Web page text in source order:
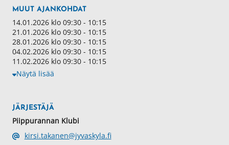
MUUT AJANKOHDAT
14.01.2026 klo 09:30 - 10:15
21.01.2026 klo 09:30 - 10:15
28.01.2026 klo 09:30 - 10:15
04.02.2026 klo 09:30 - 10:15
11.02.2026 klo 09:30 - 10:15
Näytä lisää
JÄRJESTÄJÄ
Piippurannan Klubi
kirsi.takanen@jyvaskyla.fi